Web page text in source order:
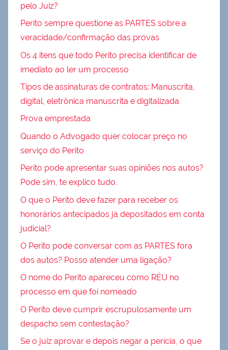
pelo Juiz?
Perito sempre questione as PARTES sobre a
veracidade/confirmação das provas
Os 4 itens que todo Perito precisa identificar de
imediato ao ler um processo
Tipos de assinaturas de contratos: Manuscrita,
digital, eletrônica manuscrita e digitalizada
Prova emprestada
Quando o Advogado quer colocar preço no
serviço do Perito
Perito pode apresentar suas opiniões nos autos?
Pode sim, te explico tudo.
O que o Perito deve fazer para receber os
honorários antecipados já depositados em conta
judicial?
O Perito pode conversar com as PARTES fora
dos autos? Posso atender uma ligação?
O nome do Perito apareceu como RÉU no
processo em que foi nomeado
O Perito deve cumprir escrupulosamente um
despacho sem contestação?
Se o juiz aprovar e depois negar a perícia, o que